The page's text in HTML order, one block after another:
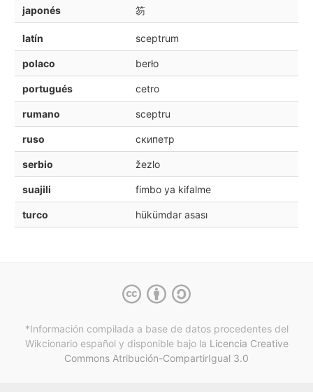
japonés 笏
latín sceptrum
polaco berło
portugués cetro
rumano sceptru
ruso скипетр
serbio žezlo
suajili fimbo ya kifalme
turco hükümdar asası
*Información compilada a base de datos procedentes del
Wikcionario español y disponible bajo la Licencia Creative
Commons Atribución-CompartirIgual 3.0